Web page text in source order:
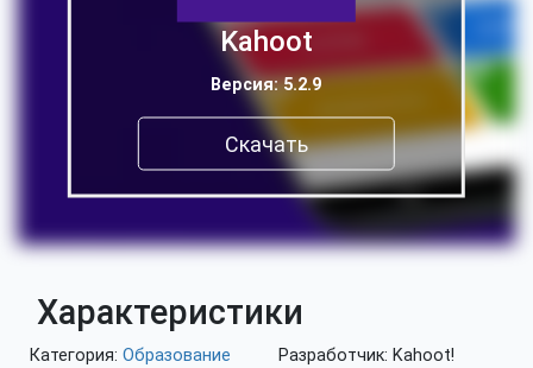
Kahoot
Версия: 5.2.9
Скачать
Характеристики
Категория: Образование Разработчик: Kahoot!